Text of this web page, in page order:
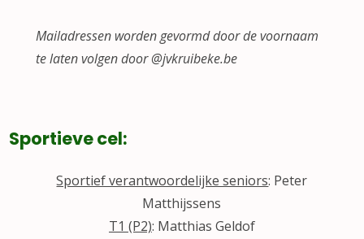
Mailadressen worden gevormd door de voornaam
te laten volgen door @jvkruibeke.be
Sportieve cel:
Sportief verantwoordelijke seniors: Peter
Matthijssens
T1 (P2): Matthias Geldof